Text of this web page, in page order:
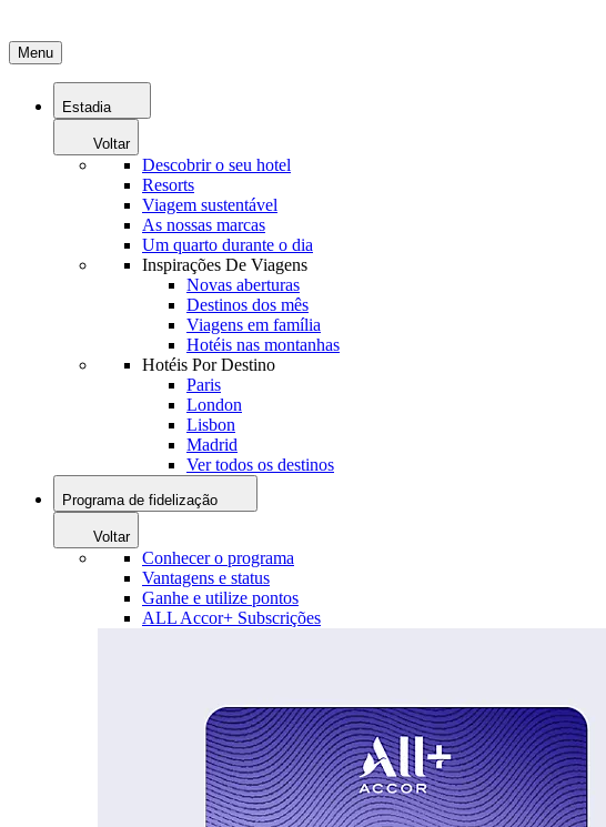
Menu
Estadia
Voltar
Descobrir o seu hotel
Resorts
Viagem sustentável
As nossas marcas
Um quarto durante o dia
Inspirações De Viagens
Novas aberturas
Destinos dos mês
Viagens em família
Hotéis nas montanhas
Hotéis Por Destino
Paris
London
Lisbon
Madrid
Ver todos os destinos
Programa de fidelização
Voltar
Conhecer o programa
Vantagens e status
Ganhe e utilize pontos
ALL Accor+ Subscrições